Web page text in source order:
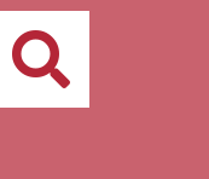
Buscar